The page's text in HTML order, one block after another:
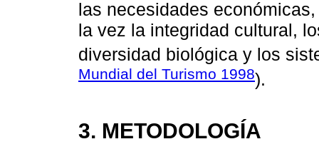
las necesidades
la vez la integridad cultural,
diversidad biológica y los
Mundial del Turismo 1998).
3. METODOLOGÍA